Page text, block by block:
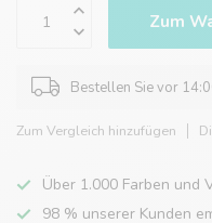
Zum
Bestellen Sie vor
Zum Vergleich hinzufügen
Über 1.000 Farben und
98 % unserer Kunden